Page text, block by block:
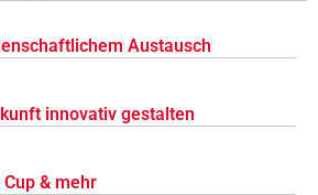
Austausch
innovativ gestalten
& mehr